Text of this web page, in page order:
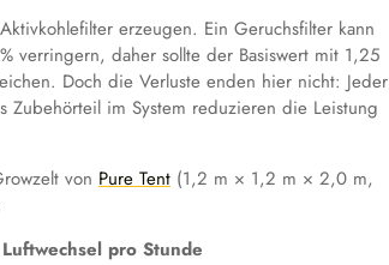
erzeugen. Ein Geruchsfilter kann
verringern, daher sollte der Basiswert mit 1,25
Doch die Verluste enden hier nicht: Jeder
Zubehörteil im System reduzieren die Leistung
von Pure Tent (1,2 m × 1,2 m × 2,0 m,
pro Stunde